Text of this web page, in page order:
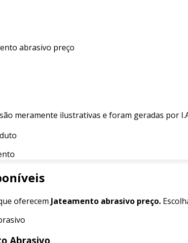
abrasivo preço
meramente ilustrativas e foram geradas por
oferecem Jateamento abrasivo preço.
Abrasivo